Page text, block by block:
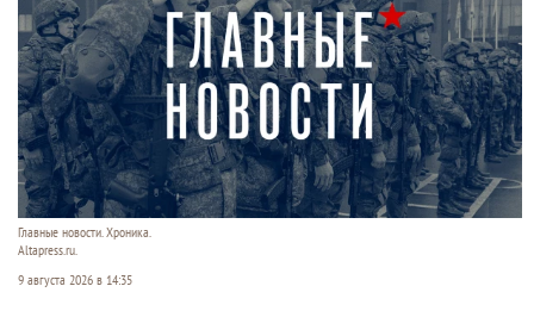
Главные новости. Хроника.
Altapress.ru.
9 августа 2026 в 14:35